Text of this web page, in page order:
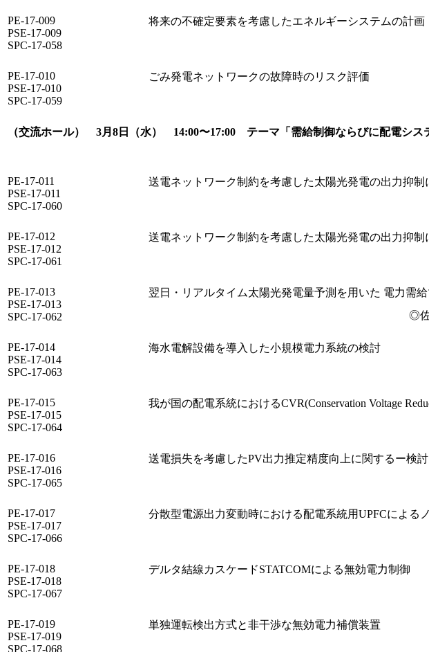
PE-17-009
PSE-17-009
SPC-17-058
将来の不確定要素を考慮したエネルギーシステムの計画
PE-17-010
PSE-17-010
SPC-17-059
ごみ発電ネットワークの故障時のリスク評価
（交流ホール） 3月8日（水） 14:00〜17:00 テーマ「需給制御ならびに配電シス
PE-17-011
PSE-17-011
SPC-17-060
送電ネットワーク制約を考慮した太陽光発電の出力
PE-17-012
PSE-17-012
SPC-17-061
送電ネットワーク制約を考慮した太陽光発電の出力抑
PE-17-013
PSE-17-013
SPC-17-062
翌日・リアルタイム太陽光発電量予測を用いた 電力需
◎佐
PE-17-014
PSE-17-014
SPC-17-063
海水電解設備を導入した小規模電力系統の検討
PE-17-015
PSE-17-015
SPC-17-064
我が国の配電系統におけるCVR(Conservation Voltage
PE-17-016
PSE-17-016
SPC-17-065
送電損失を考慮したPV出力推定精度向上に関するー検討
PE-17-017
PSE-17-017
SPC-17-066
分散型電源出力変動時における配電系統用UPFCによる
PE-17-018
PSE-17-018
SPC-17-067
デルタ結線カスケードSTATCOMによる無効電力制御
PE-17-019
PSE-17-019
SPC-17-068
単独運転検出方式と非干渉な無効電力補償装置